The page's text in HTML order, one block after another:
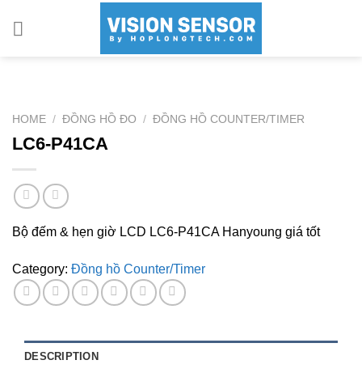
HOME / ĐỒNG HỒ ĐO / ĐỒNG HỒ COUNTER/TIMER
LC6-P41CA
Bộ đếm & hẹn giờ LCD LC6-P41CA Hanyoung giá tốt
Category: Đồng hồ Counter/Timer
DESCRIPTION